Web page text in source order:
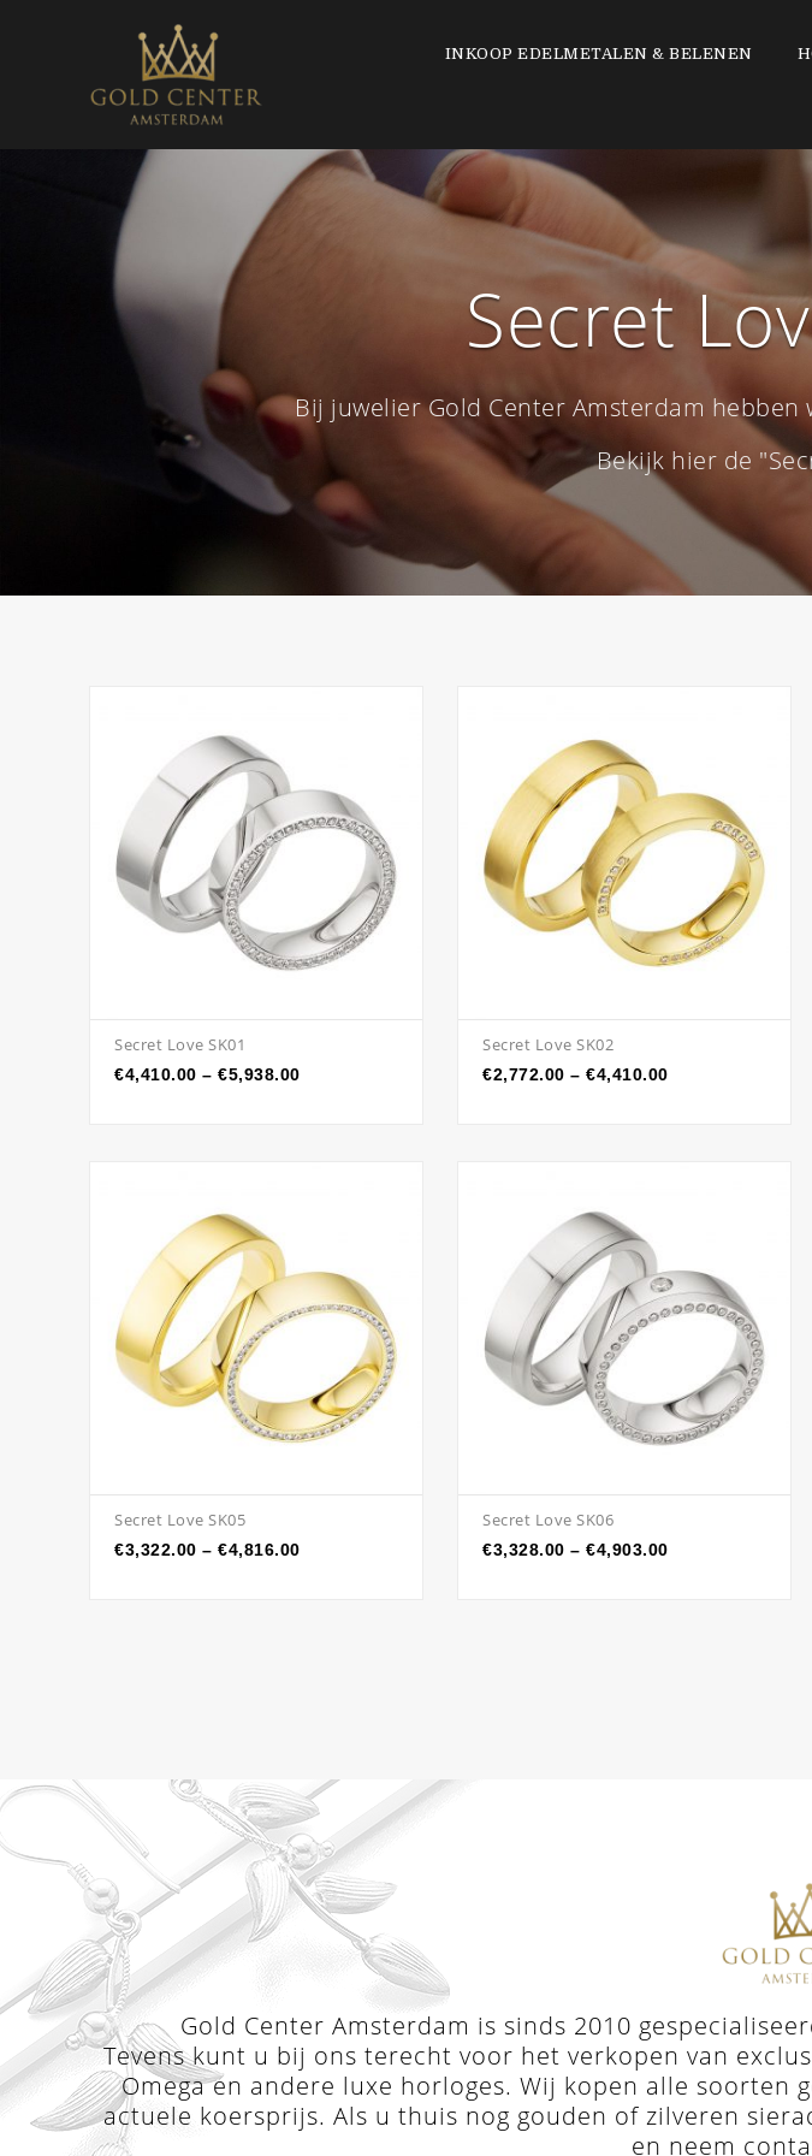
INKOOP EDELMETALEN & BELENEN
Secret
Bij juwelier Gold Center Amsterdam
Bekijk hier de
Secret Love SK01
€4,410.00 – €5,938.00
Secret Love SK02
€2,772.00 – €4,410.00
Secret Love SK05
€3,322.00 – €4,816.00
Secret Love SK06
€3,328.00 – €4,903.00
Gold Center Amsterdam is sinds 2010
Tevens kunt u bij ons terecht voor het verkopen van
Omega en andere luxe horloges. Wij kopen alle
actuele koersprijs. Als u thuis nog gouden of zilveren
en neem